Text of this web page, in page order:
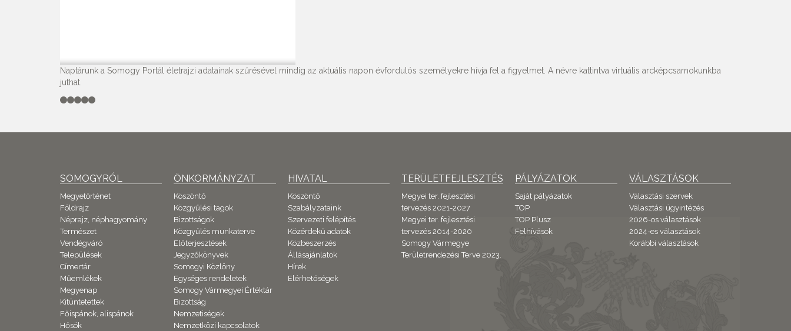
Naptárunk a Somogy Portál életrajzi adatainak szűrésével mindig az aktuális napon évfordulós személyekre hívja fel a figyelmet. A névre kattintva virtuális arcképcsarnokunkba
juthat.
SOMOGYRÓL
Megyetörténet
Földrajz
Néprajz, néphagyomány
Természet
Vendégváró
Települések
Címertár
Műemlékek
Megyenap
Kitüntetettek
Főispánok, alispánok
Hősök
ÖNKORMÁNYZAT
Köszöntő
Közgyűlési tagok
Bizottságok
Közgyűlés munkaterve
Előterjesztések
Jegyzőkönyvek
Somogyi Közlöny
Egységes rendeletek
Somogy Vármegyei Értéktár
Bizottság
Nemzetiségek
Nemzetközi kapcsolatok
HIVATAL
Köszöntő
Szabályzataink
Szervezeti felépítés
Közérdekű adatok
Közbeszerzés
Állásajánlatok
Hírek
Elérhetőségek
TERÜLETFEJLESZTÉS
Megyei ter. fejlesztési
tervezés 2021-2027
Megyei ter. fejlesztési
tervezés 2014-2020
Somogy Vármegye
Területrendezési Terve 2023.
PÁLYÁZATOK
Saját pályázatok
TOP
TOP Plusz
Felhívások
VÁLASZTÁSOK
Választási szervek
Választási ügyintézés
2026-os választások
2024-es választások
Korábbi választások